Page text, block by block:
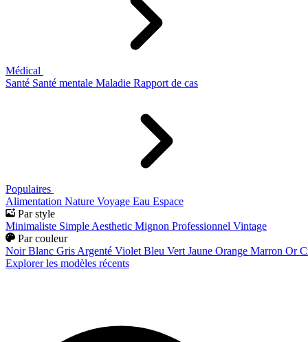
Médical
Santé Santé mentale Maladie Rapport de cas
Populaires
Alimentation Nature Voyage Eau Espace
Par style
Minimaliste Simple Aesthetic Mignon Professionnel Vintage
Par couleur
Noir Blanc Gris Argenté Violet Bleu Vert Jaune Orange Marron Or
Explorer les modèles récents